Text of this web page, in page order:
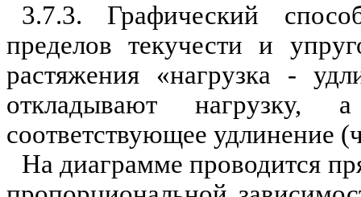
3.7.3. Графический
пределов текучести и
растяжения «нагрузка -
откладывают
соответствующее удлинение
На диаграмме проводится